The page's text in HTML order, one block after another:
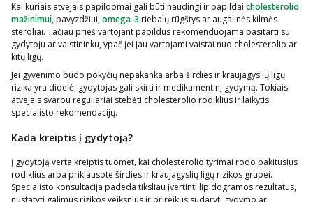
Kai kuriais atvejais papildomai gali būti naudingi ir papildai cholesterolio
mažinimui, pavyzdžiui,omega-3 riebalų rūgštys ar augalinės kilmės
steroliai. Tačiau prieš vartojant papildus rekomenduojama pasitarti su
gydytoju ar vaistininku, ypač jei jau vartojami vaistai nuo cholesterolio ar
kitų ligų.
Jei gyvenimo būdo pokyčių nepakanka arba širdies ir kraujagyslių ligų
rizika yra didelė, gydytojas gali skirti ir medikamentinį gydymą. Tokiais
atvejais svarbu reguliariai stebėti cholesterolio rodiklius ir laikytis
specialisto rekomendacijų.
Kada kreiptis į gydytoją?
Į gydytoją verta kreiptis tuomet, kai cholesterolio tyrimai rodo pakitusius
rodiklius arba priklausote širdies ir kraujagyslių ligų rizikos grupei.
Specialisto konsultacija padeda tiksliau įvertinti lipidogramos rezultatus,
nustatyti galimus rizikos veiksnius ir prireikus sudaryti gydymo ar